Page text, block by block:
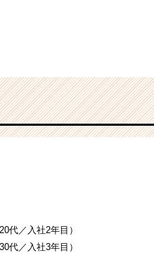
代／入社2年目）
代／入社3年目）